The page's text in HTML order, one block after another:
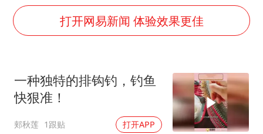
香港宏福苑火灾或由烟头引起
西贝创始人贾国龙押注鲜羊赛道
多个明星演唱会取消
36岁男演员成景区NPC后人气爆棚
人民的健康、体质、幸福一脉相承
打开网易新闻 体验效果更佳
一种独特的排钩钓，钓鱼
快狠准！
郏秋莲 1跟贴 打开APP